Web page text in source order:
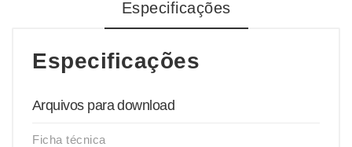
Especificações
Especificações
Arquivos para download
Ficha técnica